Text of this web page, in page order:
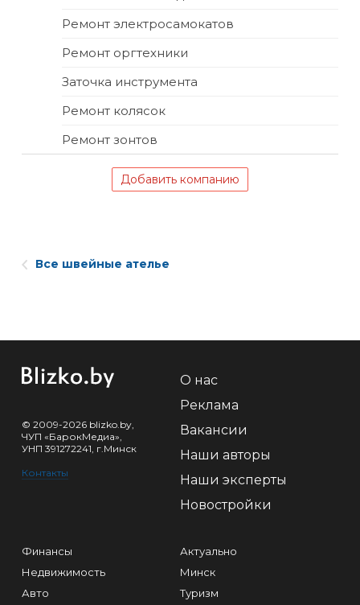
Ремонт электросамокатов
Ремонт оргтехники
Заточка инструмента
Ремонт колясок
Ремонт зонтов
Добавить компанию
Все швейные ателье
© 2009-2026 blizko.by,
ЧУП «БарокМедиа»,
УНП 391272241, г.Минск
Контакты
О нас
Реклама
Вакансии
Наши авторы
Наши эксперты
Новостройки
Финансы
Недвижимость
Авто
Актуально
Минск
Туризм